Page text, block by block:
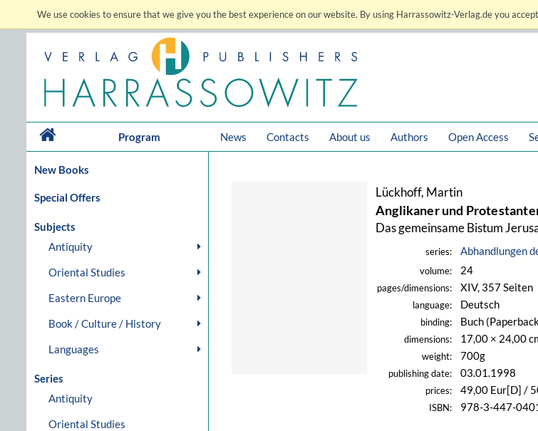
We use cookies to ensure that we give you the best experience on our website. By using Harrassowitz-Verlag.de you
Program News Contacts About us Authors Open Access
New Books
Special Offers
Subjects
Antiquity
Oriental Studies
Eastern Europe
Book / Culture / History
Languages
Series
Antiquity
Oriental Studies
Lückhoff, Martin
Anglikaner und
Das gemeinsame Bistum
series: Abhandlungen
volume: 24
pages/dimensions: XIV, 357 Seiten
language: Deutsch
binding: Buch
dimensions: 17,00 × 24,00
weight: 700g
publishing date: 03.01.1998
prices: 49,00 Eur[D] /
ISBN: 978-3-447-